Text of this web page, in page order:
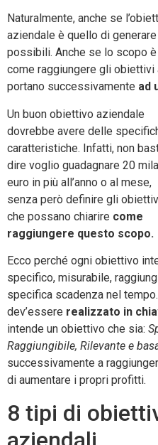
Naturalmente, anche se
aziendale è quello di
possibili. Anche se lo scopo
come raggiungere gli
portano successivamente ad
Un buon obiettivo aziendale
dovrebbe avere delle
caratteristiche. Infatti, non
dire voglio guadagnare 20 mila
euro in più all’anno o al mese,
senza però definire gli
che possano chiarire come
raggiungere questo scopo.
Ecco perché ogni obiettivo
specifico, misurabile,
specifica scadenza nel
dev’essere realizzato in
intende un obiettivo che sia:
Raggiungibile, Rilevante e
successivamente a
di aumentare i propri profitti.
8 tipi di